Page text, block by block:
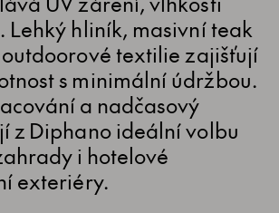
Lehký hliník, masivní teak
textilie zajišťují
s minimální údržbou.
a nadčasový
z Diphano ideální volbu
i hotelové
exteriéry.